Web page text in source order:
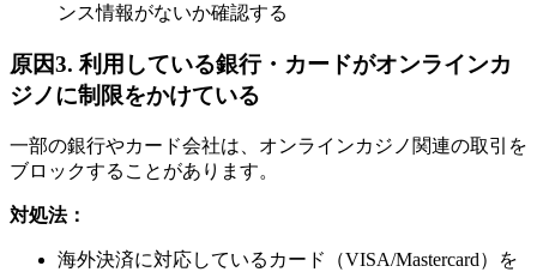
ンス情報がないか確認する
原因3. 利用している銀行・カードがオンラインカ
ジノに制限をかけている
一部の銀行やカード会社は、オンラインカジノ関連の取引を
ブロックすることがあります。
対処法：
海外決済に対応しているカード（VISA/Mastercard）を